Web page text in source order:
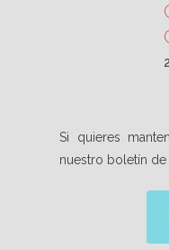
Si quieres
nuestro boletín de